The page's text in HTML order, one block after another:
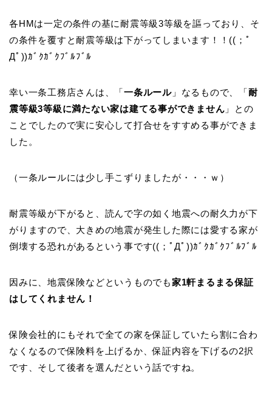
各HMは一定の条件の基に耐震等級3等級を謳っており、そ
の条件を覆すと耐震等級は下がってしまいます！！((；ﾟ
Дﾟ))ｶﾞｸｶﾞｸﾌﾞﾙﾌﾞﾙ
幸い一条工務店さんは、「一条ルール」なるもので、「耐
震等級3等級に満たない家は建てる事ができません 」との
ことでしたので実に安心して打合せをすすめる事ができま
した。
（一条ルールには少し手こずりましたが・・・ｗ）
耐震等級が下がると、読んで字の如く地震への耐久力が下
がりますので、大きめの地震が発生した際には愛する家が
倒壊する恐れがあるという事です((；ﾟДﾟ))ｶﾞｸｶﾞｸﾌﾞﾙﾌﾞﾙ
因みに、地震保険などというものでも家1軒まるまる保証
はしてくれません！
保険会社的にもそれで全ての家を保証していたら割に合わ
なくなるので保険料を上げるか、保証内容を下げるの2択
です、そして後者を選んだという話ですね。